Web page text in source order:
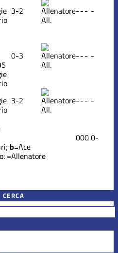
3-2
All.
--- -
0-3
All.
--- -
3-2
All.
--- -
0000-
b=Ace
=Allenatore
CERCA